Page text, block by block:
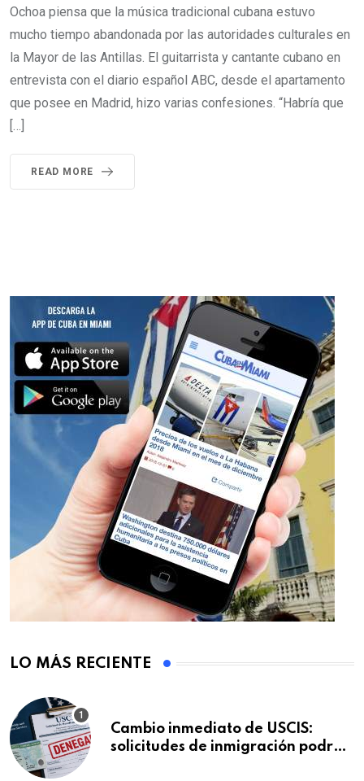
Ochoa piensa que la música tradicional cubana estuvo
mucho tiempo abandonada por las autoridades culturales en
la Mayor de las Antillas. El guitarrista y cantante cubano en
entrevista con el diario español ABC, desde el apartamento
que posee en Madrid, hizo varias confesiones. “Habría que
[…]
READ MORE
LO MÁS RECIENTE
Cambio inmediato de USCIS:
solicitudes de inmigración podrán